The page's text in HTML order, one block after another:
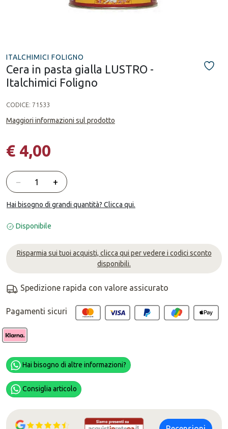
ITALCHIMICI FOLIGNO
Cera in pasta gialla LUSTRO -
Italchimici Foligno
CODICE: 71533
Maggiori informazioni sul prodotto
€ 4,00
Quantità
− +
Hai bisogno di grandi quantità? Clicca qui.
Disponibile
Risparmia sui tuoi acquisti, clicca qui per vedere i codici sconto
disponibili.
Spedizione rapida con valore assicurato
Pagamenti sicuri
Hai bisogno di altre informazioni?
Consiglia articolo